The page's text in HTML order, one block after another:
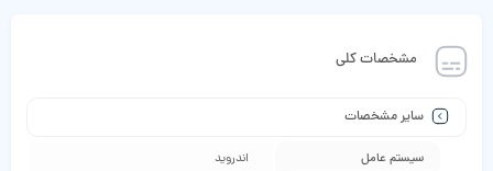
مشخصات کلی
سایر مشخصات
سیستم عامل اندروید